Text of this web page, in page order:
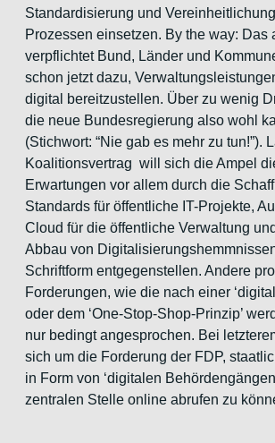
Standardisierung und
Prozessen einsetzen. By the way: Das
verpflichtet Bund, Länder und
schon jetzt dazu,
digital bereitzustellen. Über zu wenig
die neue Bundesregierung also wohl
(Stichwort: “Nie gab es mehr zu tun!”).
Koalitionsvertrag will sich die Ampel
Erwartungen vor allem durch die
Standards für öffentliche IT-Projekte,
Cloud für die öffentliche Verwaltung
Abbau von
Schriftform entgegenstellen. Andere
Forderungen, wie die nach einer
oder dem ‘One-Stop-Shop-Prinzip’
nur bedingt angesprochen. Bei
sich um die Forderung der FDP,
in Form von ‘digitalen
zentralen Stelle online abrufen zu